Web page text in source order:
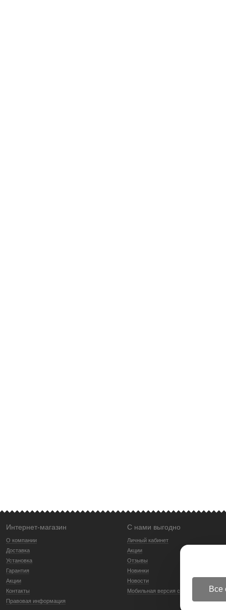
Интернет-магазин
О компании
Доставка
Установка
Гарантия
Акции
Контакты
Правовая информация
С нами выгодно
Личный кабинет
Акции
Отзывы
Новинки
Новости
Мобильная версия сайта
Все